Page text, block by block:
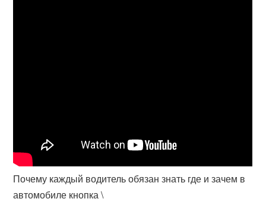
Почему каждый водитель обязан знать где и зачем в
автомобиле кнопка \